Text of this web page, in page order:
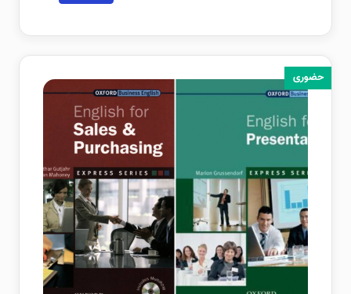
حضوری